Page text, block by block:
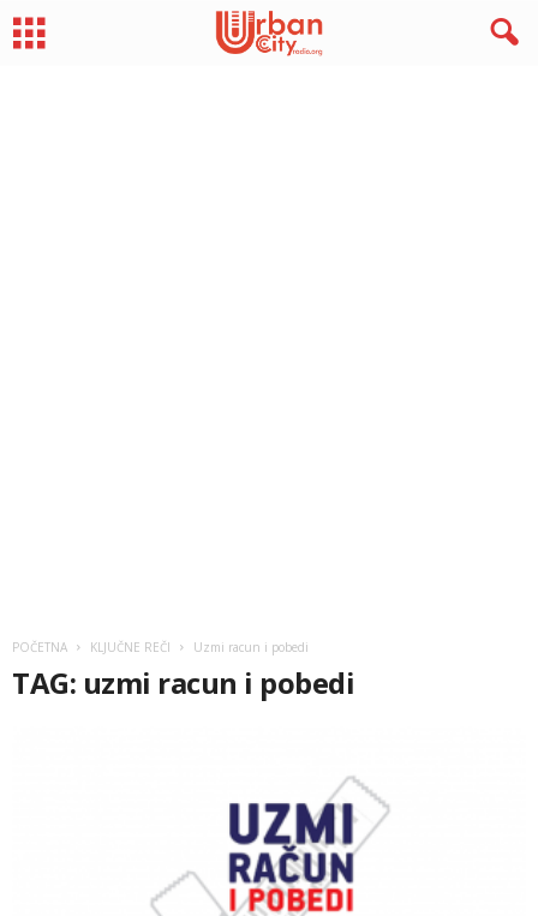
POČETNA KLJUČNE REČI Uzmi racun i pobedi
TAG: uzmi racun i pobedi